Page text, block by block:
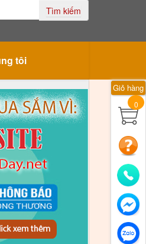
Tìm kiếm
tôi
Giỏ hàng
0